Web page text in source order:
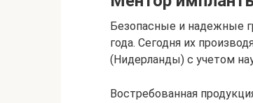
Безопасные и надежные
года. Сегодня их
(Нидерланды) с учетом
Востребованная